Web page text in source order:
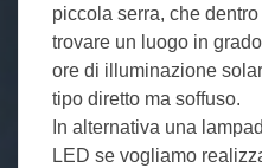
piccola serra, che
trovare un luogo in
ore di illuminazione
tipo diretto ma soffuso.
In alternativa una
LED se vogliamo